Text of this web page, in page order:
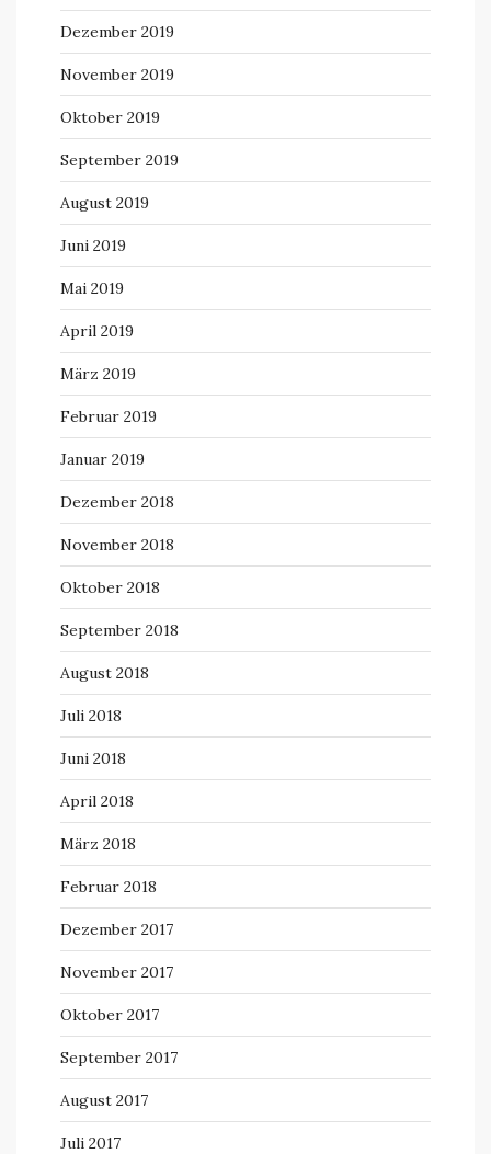
Dezember 2019
November 2019
Oktober 2019
September 2019
August 2019
Juni 2019
Mai 2019
April 2019
März 2019
Februar 2019
Januar 2019
Dezember 2018
November 2018
Oktober 2018
September 2018
August 2018
Juli 2018
Juni 2018
April 2018
März 2018
Februar 2018
Dezember 2017
November 2017
Oktober 2017
September 2017
August 2017
Juli 2017